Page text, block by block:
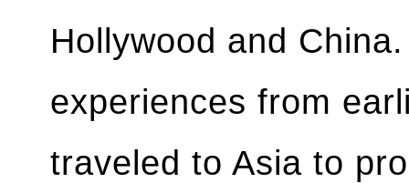
Hollywood and
experiences from
traveled to Asia to